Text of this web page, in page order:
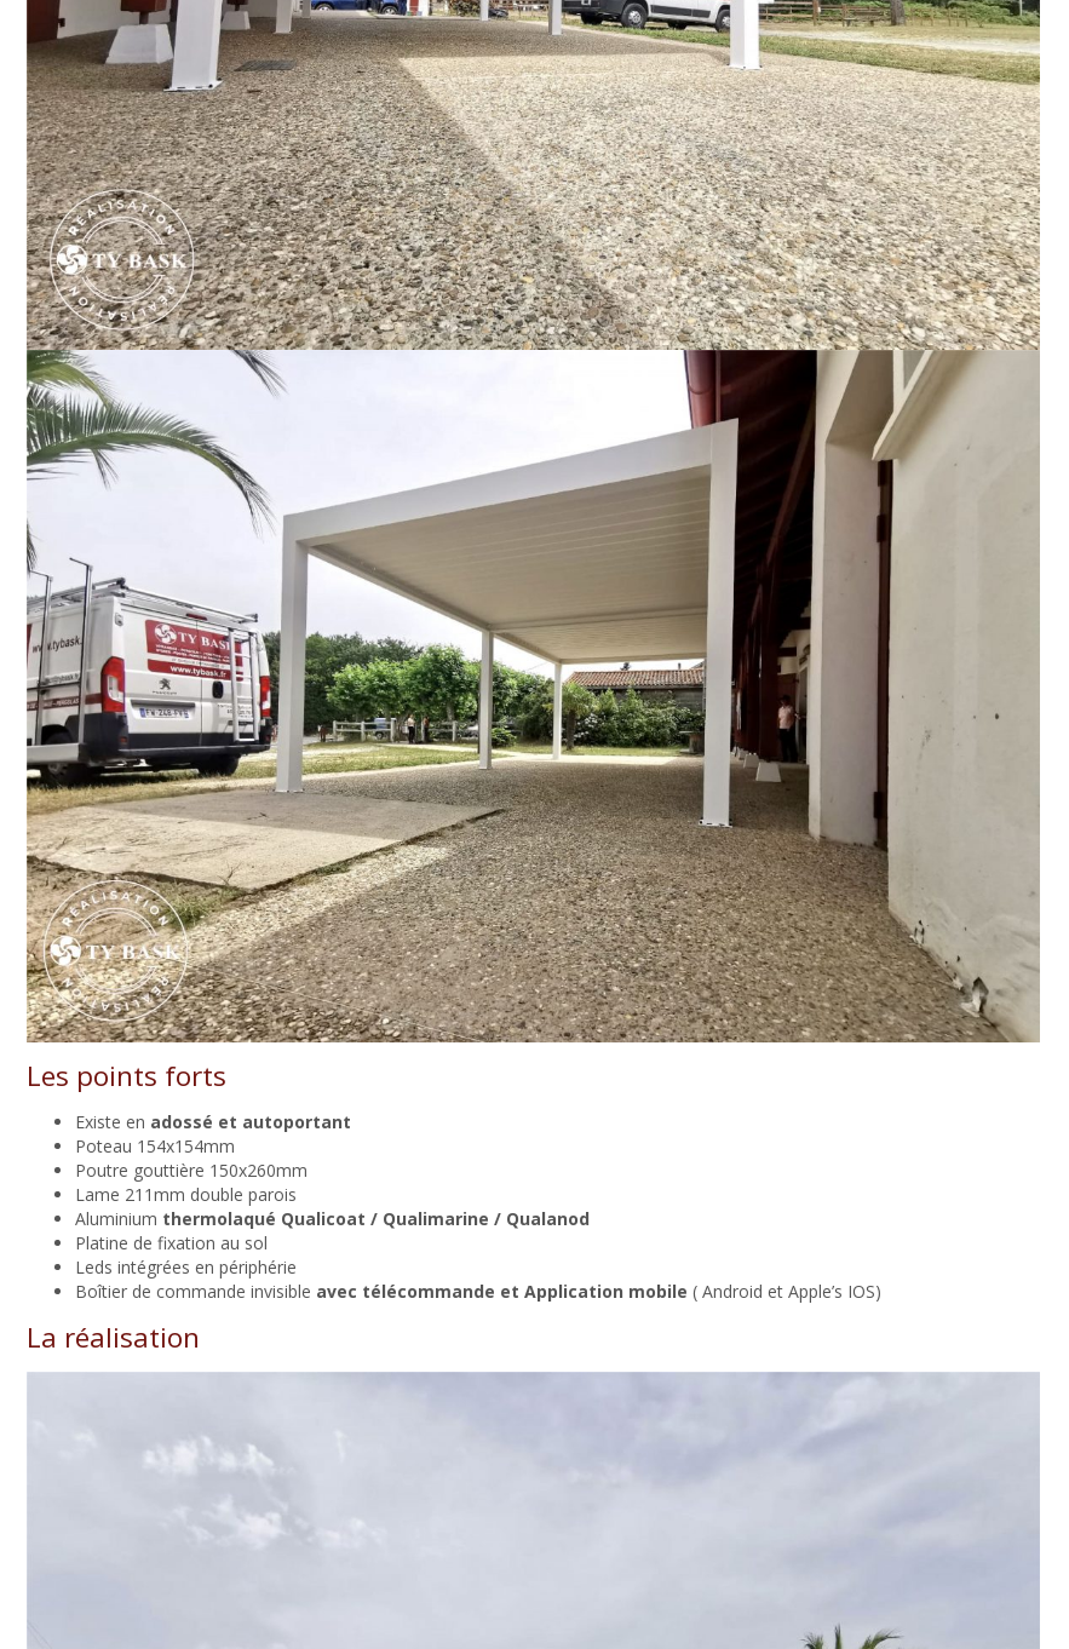
Les points forts
Existe en adossé et autoportant
Poteau 154x154mm
Poutre gouttière 150x260mm
Lame 211mm double parois
Aluminium thermolaqué Qualicoat / Qualimarine / Qualanod
Platine de fixation au sol
Leds intégrées en périphérie
Boîtier de commande invisible avec télécommande et Application mobile ( Android et Apple’s IOS)
La réalisation